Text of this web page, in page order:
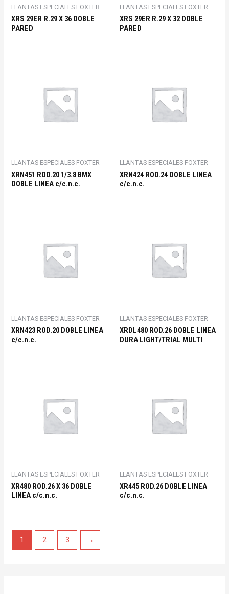
LLANTAS ESPECIALES FOXTER
XRS 29ER R.29 X 36 DOBLE
PARED
LLANTAS ESPECIALES FOXTER
XRS 29ER R.29 X 32 DOBLE
PARED
LLANTAS ESPECIALES FOXTER
XRN451 ROD.20 1/3.8 BMX
DOBLE LINEA c/c.n.c.
LLANTAS ESPECIALES FOXTER
XRN424 ROD.24 DOBLE LINEA
c/c.n.c.
LLANTAS ESPECIALES FOXTER
XRN423 ROD.20 DOBLE LINEA
c/c.n.c.
LLANTAS ESPECIALES FOXTER
XRDL480 ROD.26 DOBLE LINEA
DURA LIGHT/TRIAL MULTI
LLANTAS ESPECIALES FOXTER
XR480 ROD.26 X 36 DOBLE
LINEA c/c.n.c.
LLANTAS ESPECIALES FOXTER
XR445 ROD.26 DOBLE LINEA
c/c.n.c.
1 2 3 →